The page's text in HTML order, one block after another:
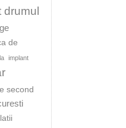
drumul
de
implant
second